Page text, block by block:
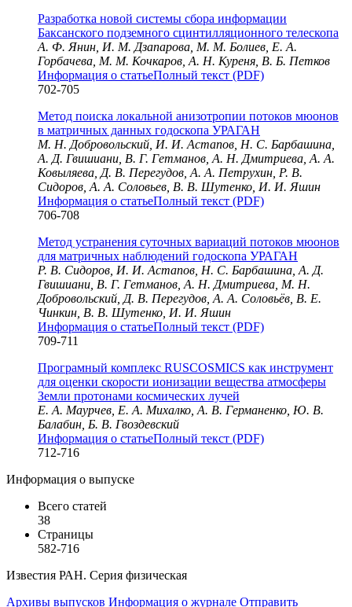
Разработка новой системы сбора информации
Баксанского подземного сцинтилляционного телескопа
А. Ф. Янин, И. М. Дзапарова, М. М. Болиев, Е. А.
Горбачева, М. М. Кочкаров, А. Н. Куреня, В. Б. Петков
Информация о статьеПолный текст (PDF)
702-705
Метод поиска локальной анизотропии потоков мюонов
в матричных данных годоскопа УРАГАН
М. Н. Добровольский, И. И. Астапов, Н. С. Барбашина,
А. Д. Гвишиани, В. Г. Гетманов, А. Н. Дмитриева, А. А.
Ковыляева, Д. В. Перегудов, А. А. Петрухин, Р. В.
Сидоров, А. А. Соловьев, В. В. Шутенко, И. И. Яшин
Информация о статьеПолный текст (PDF)
706-708
Метод устранения суточных вариаций потоков мюонов
для матричных наблюдений годоскопа УРАГАН
Р. В. Сидоров, И. И. Астапов, Н. С. Барбашина, А. Д.
Гвишиани, В. Г. Гетманов, А. Н. Дмитриева, М. Н.
Добровольский, Д. В. Перегудов, А. А. Соловьёв, В. Е.
Чинкин, В. В. Шутенко, И. И. Яшин
Информация о статьеПолный текст (PDF)
709-711
Програмный комплекс RUSCOSMICS как инструмент
для оценки скорости ионизации вещества атмосферы
Земли протонами космических лучей
Е. А. Маурчев, Е. А. Михалко, А. В. Германенко, Ю. В.
Балабин, Б. В. Гвоздевский
Информация о статьеПолный текст (PDF)
712-716
Информация о выпуске
Всего статей
38
Страницы
582-716
Известия РАН. Серия физическая
Архивы выпусков Информация о журнале Отправить